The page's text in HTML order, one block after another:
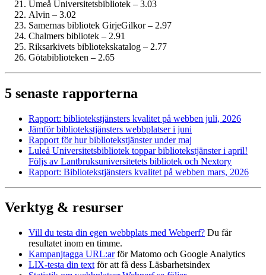
Umeå Universitetsbibliotek – 3.03
Alvin – 3.02
Samernas bibliotek GirjeGilkor – 2.97
Chalmers bibliotek – 2.91
Riksarkivets bibliotekskatalog – 2.77
Götabiblioteken – 2.65
5 senaste rapporterna
Rapport: biblioteks­tjänsters kvalitet på webben juli, 2026
Jämför biblioteks­tjänsters webbplatser i juni
Rapport för hur biblioteks­tjänster under maj
Luleå Universitetsbibliotek toppar biblioteks­tjänster i april!
Följs av Lantbruksuniversitetets bibliotek och Nextory
Rapport: Biblioteks­tjänsters kvalitet på webben mars, 2026
Verktyg & resurser
Vill du testa din egen webbplats med Webperf? Du får
resultatet inom en timme.
Kampanjtagga URL:arför Matomo och Google Analytics
LIX-testa din text för att få dess Läsbarhetsindex